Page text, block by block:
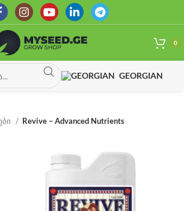
0
GEORGIAN
Revive – Advanced Nutrients